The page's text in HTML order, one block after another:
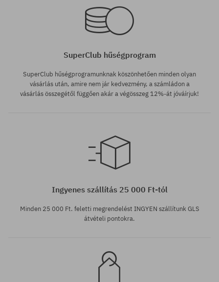
M
SuperClub hűségprogram
SuperClub hűségprogramunknak köszönhetően minden olyan
vásárlás után, amire nem jár kedvezmény, a számládon a
vásárlás összegétől függően akár a végösszeg 12%-át jóváírjuk!
Ingyenes szállítás 25 000 Ft-tól
Minden 25 000 Ft. feletti megrendelést INGYEN szállítunk GLS
átvételi pontokra.